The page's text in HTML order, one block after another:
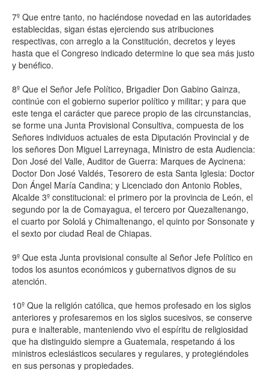
7º Que entre tanto, no haciéndose novedad en las autoridades
establecidas, sigan éstas ejerciendo sus atribuciones
respectivas, con arreglo a la Constitución, decretos y leyes
hasta que el Congreso indicado determine lo que sea más justo
y benéfico.
8º Que el Señor Jefe Político, Brigadier Don Gabino Gainza,
continúe con el gobierno superior político y militar; y para que
este tenga el carácter que parece propio de las circunstancias,
se forme una Junta Provisional Consultiva, compuesta de los
Señores individuos actuales de esta Diputación Provincial y de
los señores Don Miguel Larreynaga, Ministro de esta Audiencia:
Don José del Valle, Auditor de Guerra: Marques de Aycinena:
Doctor Don José Valdés, Tesorero de esta Santa Iglesia: Doctor
Don Ángel María Candina; y Licenciado don Antonio Robles,
Alcalde 3º constitucional: el primero por la provincia de León, el
segundo por la de Comayagua, el tercero por Quezaltenango,
el cuarto por Sololá y Chimaltenango, el quinto por Sonsonate y
el sexto por ciudad Real de Chiapas.
9º Que esta Junta provisional consulte al Señor Jefe Político en
todos los asuntos económicos y gubernativos dignos de su
atención.
10º Que la religión católica, que hemos profesado en los siglos
anteriores y profesaremos en los siglos sucesivos, se conserve
pura e inalterable, manteniendo vivo el espíritu de religiosidad
que ha distinguido siempre a Guatemala, respetando á los
ministros eclesiásticos seculares y regulares, y protegiéndoles
en sus personas y propiedades.